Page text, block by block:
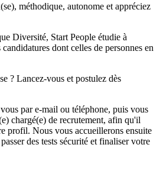
méthodique, autonome et appréciez
Diversité, Start People étudie à
dont celles de personnes en
? Lancez-vous et postulez dès
par e-mail ou téléphone, puis vous
chargé(e) de recrutement, afin qu'il
profil. Nous vous accueillerons ensuite
des tests sécurité et finaliser votre